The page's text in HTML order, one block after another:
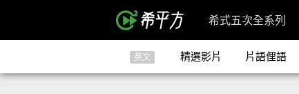
希式五次全系列
英文 精選影片 片語俚語